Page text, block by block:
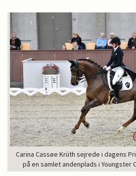
Carina Cassøe Krüth sejrede i dagens
på en samlet andenplads i Youngster